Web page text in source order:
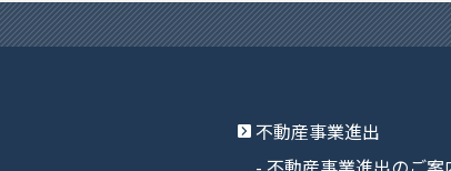
不動産事業進出